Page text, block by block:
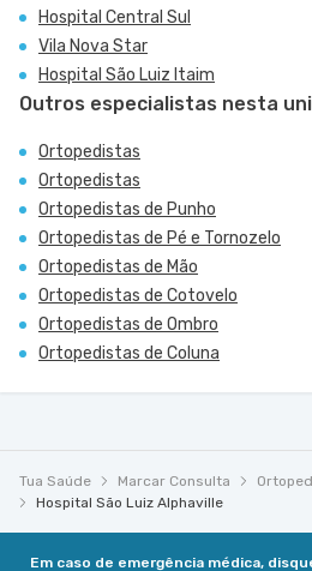
Hospital Central Sul
Vila Nova Star
Hospital São Luiz Itaim
Outros especialistas nesta
Ortopedistas
Ortopedistas
Ortopedistas de Punho
Ortopedistas de Pé e Tornozelo
Ortopedistas de Mão
Ortopedistas de Cotovelo
Ortopedistas de Ombro
Ortopedistas de Coluna
Tua Saúde Marcar Consulta
Hospital São Luiz Alphaville
Em caso de emergência médica,